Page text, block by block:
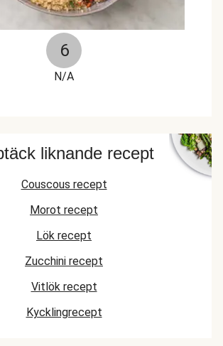
6
N/A
liknande recept
Couscous recept
Morot recept
Lök recept
Zucchini recept
Vitlök recept
Kycklingrecept